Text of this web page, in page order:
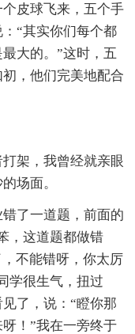
皮球飞来，五个手
“其实你们每个都
大的。”这时，五
，他们完美地配合
架，我曾经就亲眼
场面。
了一道题，前面的
，这道题都做错
不能错呀，你太厉
学很生气，扭过
了，说：“瞪你那
！”我在一旁终于